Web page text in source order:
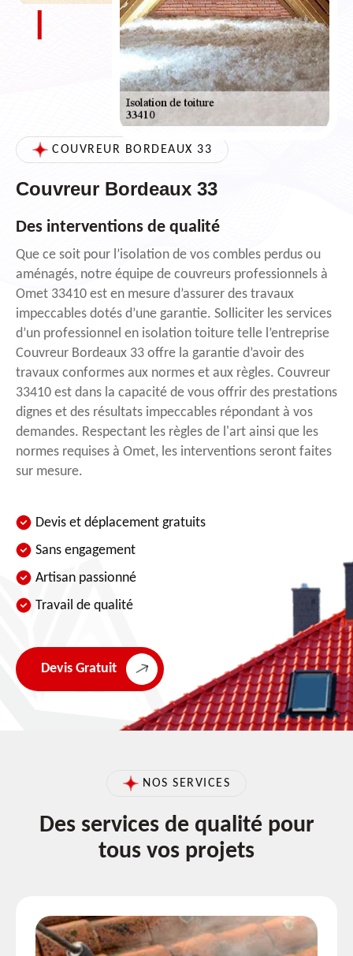
COUVREUR BORDEAUX 33
Couvreur Bordeaux 33
Des interventions de qualité
Que ce soit pour l’isolation de vos combles perdus ou
aménagés, notre équipe de couvreurs professionnels à
Omet 33410 est en mesure d’assurer des travaux
impeccables dotés d’une garantie. Solliciter les services
d’un professionnel en isolation toiture telle l’entreprise
Couvreur Bordeaux 33 offre la garantie d’avoir des
travaux conformes aux normes et aux règles. Couvreur
33410 est dans la capacité de vous offrir des prestations
dignes et des résultats impeccables répondant à vos
demandes. Respectant les règles de l'art ainsi que les
normes requises à Omet, les interventions seront faites
sur mesure.
Devis et déplacement gratuits
Sans engagement
Artisan passionné
Travail de qualité
Devis Gratuit
NOS SERVICES
Des services de qualité pour
tous vos projets